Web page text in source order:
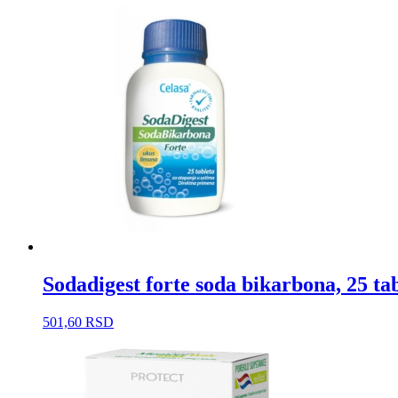
Sodadigest forte soda bikarbona, 25
501,60 RSD